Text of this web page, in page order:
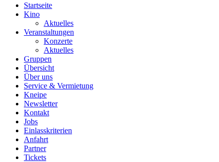
Startseite
Kino
Aktuelles
Veranstaltungen
Konzerte
Aktuelles
Gruppen
Übersicht
Über uns
Service & Vermietung
Kneipe
Newsletter
Kontakt
Jobs
Einlasskriterien
Anfahrt
Partner
Tickets